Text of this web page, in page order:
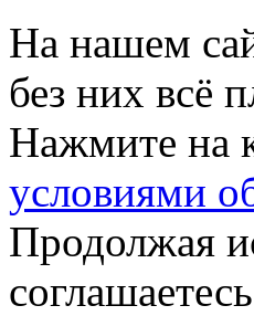
На нашем
без них всё
Нажмите на
условиями
Продолжая